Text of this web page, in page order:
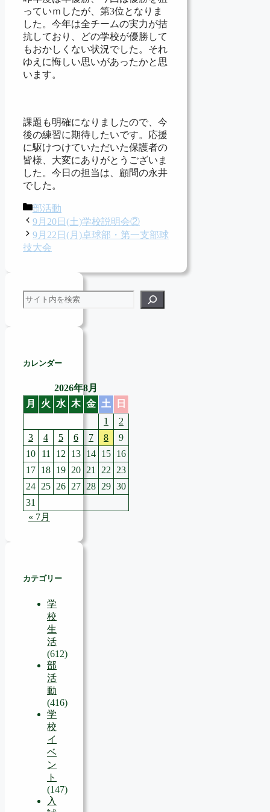
っていｍしたが、第3位となりま
した。今年は全チームの実力が拮
抗しており、どの学校が優勝して
もおかしくない状況でした。それ
ゆえに悔しい思いがあったかと思
います。
課題も明確になりましたので、今
後の練習に期待したいです。応援
に駆けつけていただいた保護者の
皆様、大変にありがとうございま
した。今日の担当は、顧問の永井
でした。
カ
テ
ゴ
リ
部活動
9月20日(土)学校説明会②
9月22日(月)卓球部・第一支部球
技大会
検索
カレンダー
2026年8月
月
火 水 木 金 土
日
1
2
3
4 5 6 7 8
9
10
11 12 13 14 15 16
17 18 19 20 21 22
23
24 25 26 27 28 29 30
31
« 7月
カテゴリー
学
校
生
活
(612)
部
活
動
(416)
学
校
イ
ベ
ン
ト
(147)
入